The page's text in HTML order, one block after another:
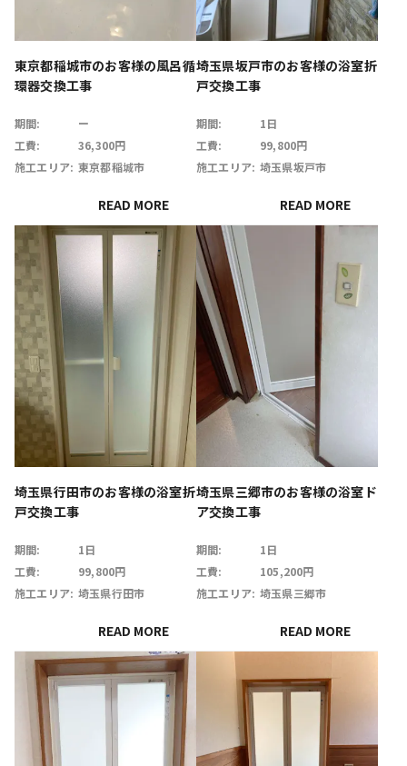
東京都稲城市のお客様の風呂循
環器交換工事
期間:
ー
工費:
36,300円
施工エリア: 東京都稲城市
READ MORE
埼玉県坂戸市のお客様の浴室折
戸交換工事
期間:
1日
工費:
99,800円
施工エリア: 埼玉県坂戸市
READ MORE
埼玉県行田市のお客様の浴室折
戸交換工事
期間:
1日
工費:
99,800円
施工エリア: 埼玉県行田市
READ MORE
埼玉県三郷市のお客様の浴室ド
ア交換工事
期間:
1日
工費:
105,200円
施工エリア: 埼玉県三郷市
READ MORE